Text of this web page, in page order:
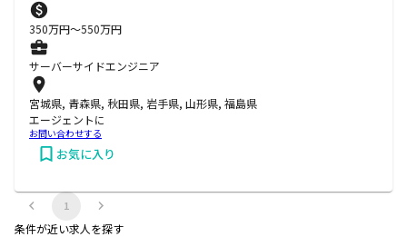
350万円〜550万円
サーバーサイドエンジニア
宮城県, 青森県, 秋田県, 岩手県, 山形県, 福島県
エージェントに
お問い合わせする
お気に入り
1
条件が近い求人を探す